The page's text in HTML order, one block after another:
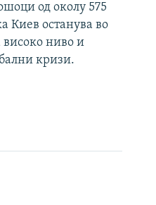
од околу 575
Киев останува во
високо ниво и
кризи.